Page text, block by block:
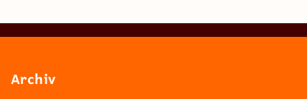
Archiv